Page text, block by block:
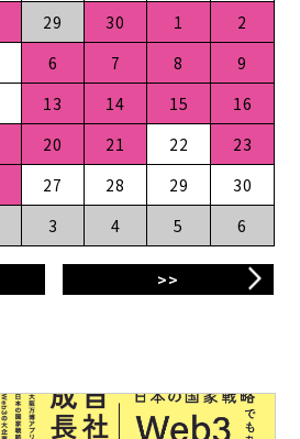
>>
29 30 1
2
6 7 8
9
13 14 15
16
20 21 22
23
27 28 29
30
3 4 5 6